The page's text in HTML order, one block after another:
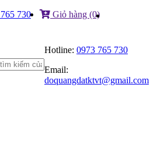
730 Giỏ hàng (0)
Hotline: 0973 765 730
Email:
doquangdatktvt@gmail.com